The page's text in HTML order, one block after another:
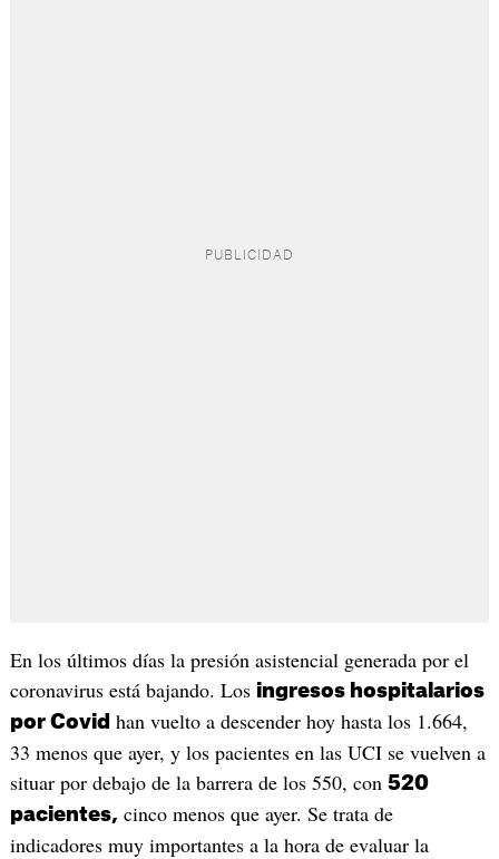
En los últimos días la presión asistencial generada por el
coronavirus está bajando. Los ingresos hospitalarios
por Covid han vuelto a descender hoy hasta los 1.664,
33 menos que ayer, y los pacientes en las UCI se vuelven a
situar por debajo de la barrera de los 550, con 520
pacientes, cinco menos que ayer. Se trata de
indicadores muy importantes a la hora de evaluar la